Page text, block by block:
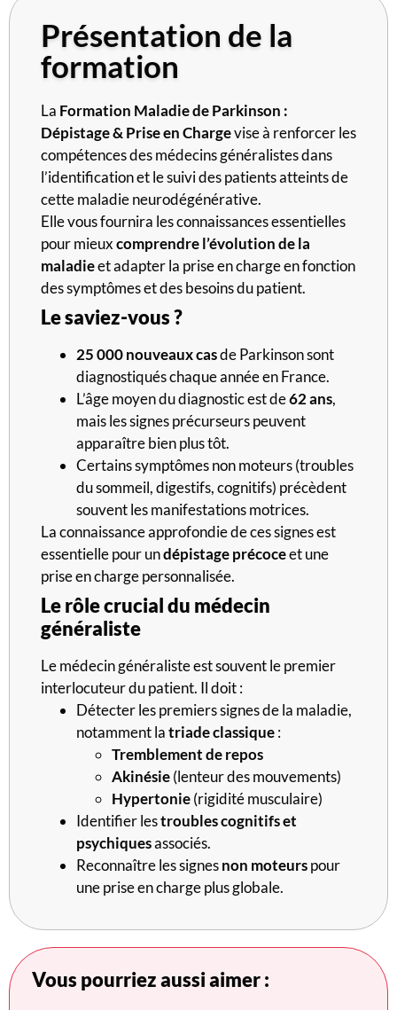
Présentation de la
formation
La Formation Maladie de Parkinson :
Dépistage & Prise en Chargevise à renforcer les
compétences des médecins généralistes dans
l’identification et le suivi des patients atteints de
cette maladie neurodégénérative.
Elle vous fournira les connaissances essentielles
pour mieuxcomprendre l’évolution de la
maladieet adapter la prise en charge en fonction
des symptômes et des besoins du patient.
Le saviez-vous ?
25 000 nouveaux casde Parkinson sont
diagnostiqués chaque année en France.
L’âge moyen du diagnostic est de62 ans,
mais les signes précurseurs peuvent
apparaître bien plus tôt.
Certains symptômes non moteurs (troubles
du sommeil, digestifs, cognitifs) précèdent
souvent les manifestations motrices.
La connaissance approfondie de ces signes est
essentielle pour undépistage précoceet une
prise en charge personnalisée.
Le rôle crucial du médecin
généraliste
Le médecin généraliste est souvent le premier
interlocuteur du patient. Il doit :
Détecter les premiers signes de la maladie,
notamment latriade classique:
Tremblement de repos
Akinésie(lenteur des mouvements)
Hypertonie(rigidité musculaire)
Identifier lestroubles cognitifs et
psychiquesassociés.
Reconnaître les signesnon moteurspour
une prise en charge plus globale.
Vous pourriez aussi aimer :